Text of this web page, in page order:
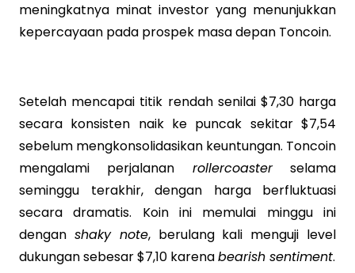
meningkatnya minat investor yang menunjukkan
kepercayaan pada prospek masa depan Toncoin.
Setelah mencapai titik rendah senilai $7,30 harga
secara konsisten naik ke puncak sekitar $7,54
sebelum mengkonsolidasikan keuntungan. Toncoin
mengalami perjalanan rollercoasterselama
seminggu terakhir, dengan harga berfluktuasi
secara dramatis. Koin ini memulai minggu ini
dengan shaky note, berulang kali menguji level
dukungan sebesar $7,10 karenabearish sentiment.